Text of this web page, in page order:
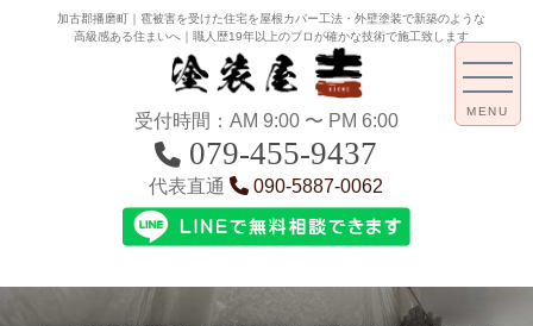
加古郡播磨町｜雹被害を受けた住宅を屋根カバー工法・外壁塗装で新築のような
高級感ある住まいへ｜職人歴19年以上のプロが確かな技術で施工致します
受付時間：AM 9:00 〜 PM 6:00
079-455-9437
代表直通 090-5887-0062
MENU